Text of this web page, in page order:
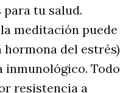
tu salud.
meditación puede
del estrés)
inmunológico. Todo
resistencia a